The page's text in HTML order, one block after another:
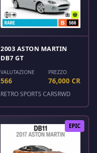
2003 ASTON MARTIN
DB7 GT
VALUTAZIONE
566
PREZZO
76,000 CR
RETRO SPORTS CARSRWD
EPIC